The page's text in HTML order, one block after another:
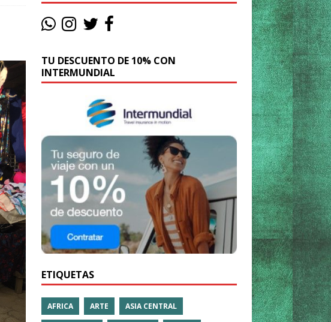
TU DESCUENTO DE 10% CON
INTERMUNDIAL
ETIQUETAS
AFRICA ARTE ASIA CENTRAL